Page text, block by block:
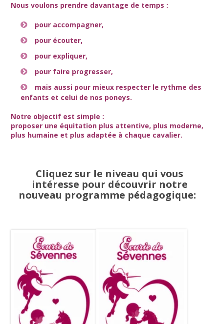
Nous voulons prendre davantage de temps :
pour accompagner,
pour écouter,
pour expliquer,
pour faire progresser,
mais aussi pour mieux respecter le rythme des
enfants et celui de nos poneys.
Notre objectif est simple :
proposer une équitation plus attentive, plus moderne,
plus humaine et plus adaptée à chaque cavalier.
Cliquez sur le niveau qui vous
intéresse pour découvrir notre
nouveau programme pédagogique: